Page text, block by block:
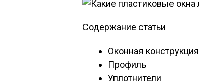
Содержание статьи
Оконная конструкция
Профиль
Уплотнители